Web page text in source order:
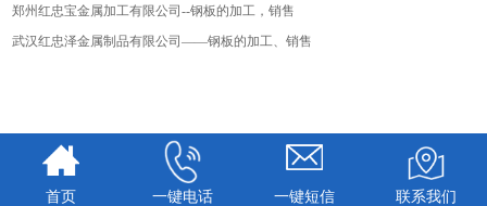
郑州红忠宝金属加工有限公司--钢板的加工，销售
武汉红忠泽金属制品有限公司——钢板的加工、销售
首页 一键电话 一键短信 联系我们